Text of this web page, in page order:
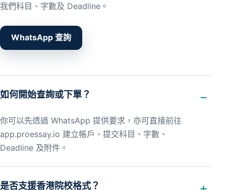
我們科目、字數及 Deadline。
WhatsApp 查詢
如何開始查詢或下單？
你可以先透過 WhatsApp 提供要求，亦可直接前往
app.proessay.io 建立帳戶、提交科目、字數、
Deadline 及附件。
是否支援香港院校格式？